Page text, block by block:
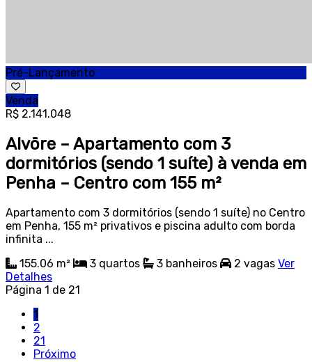
Pré-Lançamento
Venda
R$ 2.141.048
Alvōre – Apartamento com 3
dormitórios (sendo 1 suíte) à venda em
Penha – Centro com 155 m²
Apartamento com 3 dormitórios (sendo 1 suíte) no Centro
em Penha, 155 m² privativos e piscina adulto com borda
infinita ...
155.06 m²
3 quartos 3 banheiros 2 vagas Ver
Detalhes
Página 1 de 21
1
2
21
Próximo